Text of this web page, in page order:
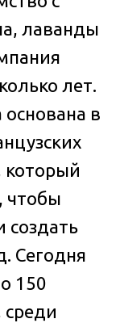
лаванды
лет.
в
который
чтобы
создать
Сегодня
150